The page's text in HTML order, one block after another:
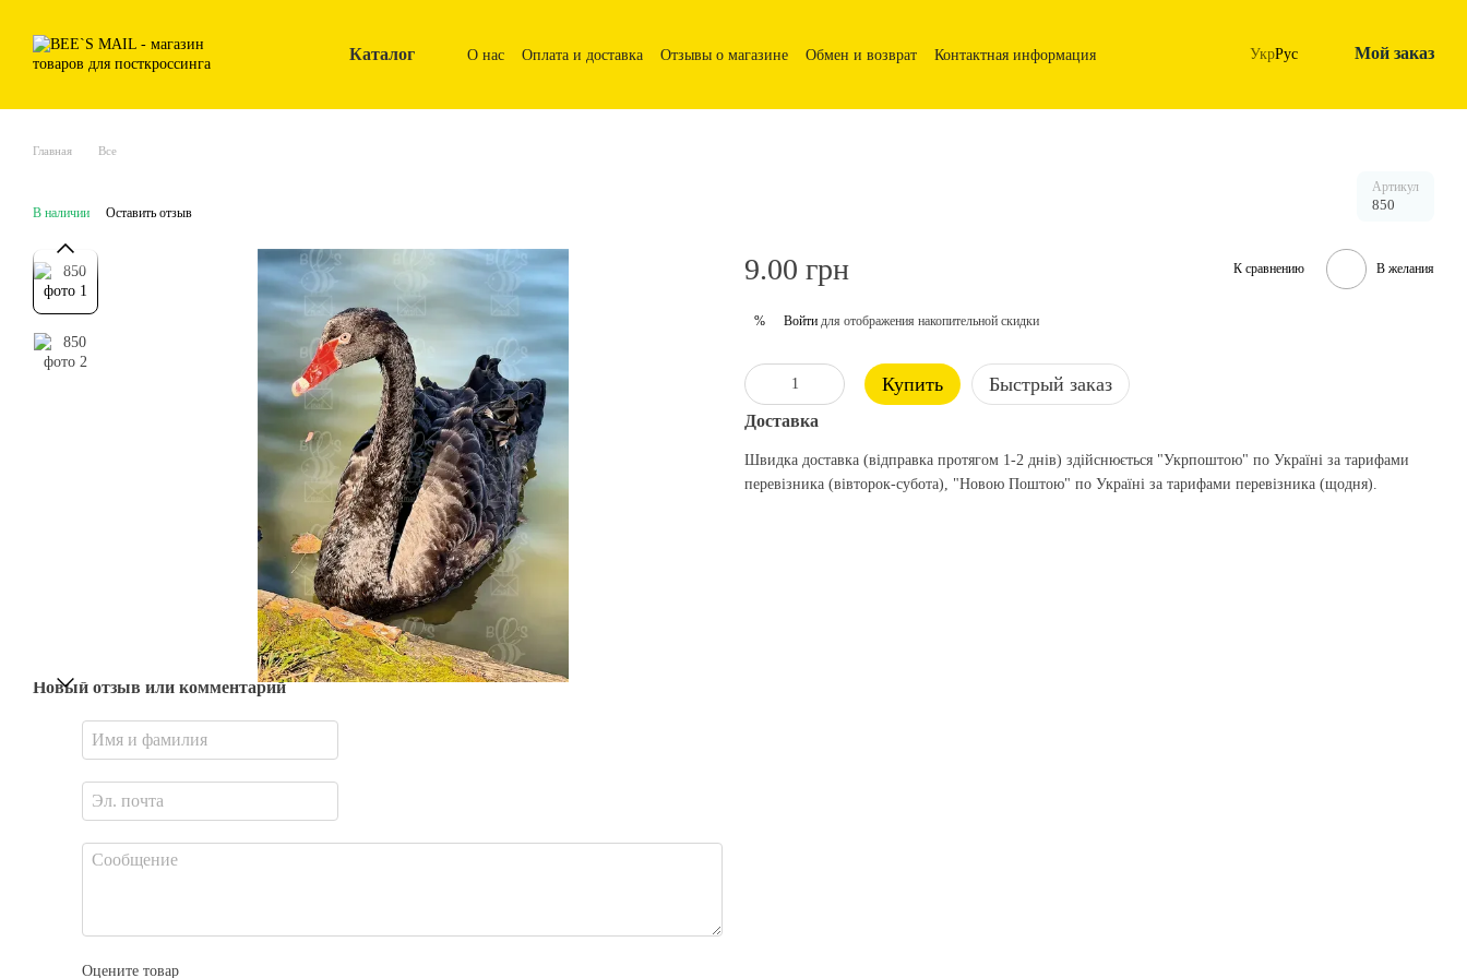
Каталог О нас Оплата и доставка Отзывы о магазине Обмен и возврат Контактная информация УкрРус Мой заказ
Главная Все
Артикул
850
В наличии Оставить отзыв
Новый отзыв или комментарий
Оцените товар
9.00 грн К сравнению В желания
% Войти для отображения накопительной скидки
Купить Быстрый заказ
Доставка
Швидка доставка (відправка протягом 1-2 днів) здійснюється "Укрпоштою" по Україні за тарифами
перевізника (вівторок-субота), "Новою Поштою" по Україні за тарифами перевізника (щодня).